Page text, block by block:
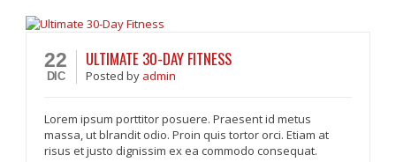
22
DIC
ULTIMATE 30-DAY FITNESS
Postedby admin
Lorem ipsum porttitor posuere. Praesent id metus
massa, ut blrandit odio. Proin quis tortor orci. Etiam at
risus et justo dignissim ex ea commodo consequat.